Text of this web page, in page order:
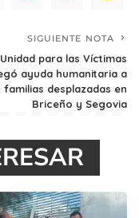
SIGUIENTE NOTA
para las Víctimas
ayuda humanitaria a
familias desplazadas en
Briceño y Segovia